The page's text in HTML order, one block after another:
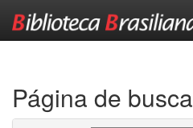
Página de busca